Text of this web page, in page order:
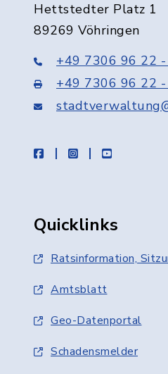
Hettstedter Platz 1
89269 Vöhringen
+49 7306 96 22
+49 7306 96 22
facebookinstagramyoutube
Quicklinks
Ratsinformation,
Amtsblatt
Geo-Datenportal
Schadensmelder